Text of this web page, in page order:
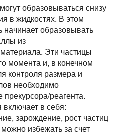
образовываться снизу
в жидкостях. В этом
образовывать
из
Эти частицы
момента и, в конечном
контроля размера и
необходимо
реагента.
в себя:
зарождение, рост частиц
избежать за счет